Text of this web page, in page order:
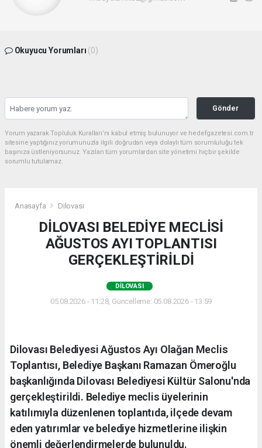
Okuyucu Yorumları (0)
Gönder
Yorum yazarak Topluluk Kuralları’nı kabul etmiş bulunuyor ve hedefgazetesi.com.tr
sitesine yaptığınız yorumunuzla ilgili doğrudan veya dolaylı tüm sorumluluğu tek
başınıza üstleniyorsunuz. Yazılan tüm yorumlardan site yönetimi hiçbir şekilde
sorumlu tutulamaz.
Anasayfa Dilovası
DİLOVASI BELEDİYE MECLİSİ
AĞUSTOS AYI TOPLANTISI
GERÇEKLEŞTİRİLDİ
DILOVASI
05.08.2026 - 11:28, Güncelleme: 05.08.2026 - 13:59
Dilovası Belediyesi Ağustos Ayı Olağan Meclis
Toplantısı, Belediye Başkanı Ramazan Ömeroğlu
başkanlığında Dilovası Belediyesi Kültür Salonu'nda
gerçekleştirildi. Belediye meclis üyelerinin
katılımıyla düzenlenen toplantıda, ilçede devam
eden yatırımlar ve belediye hizmetlerine ilişkin
önemli değerlendirmelerde bulunuldu.